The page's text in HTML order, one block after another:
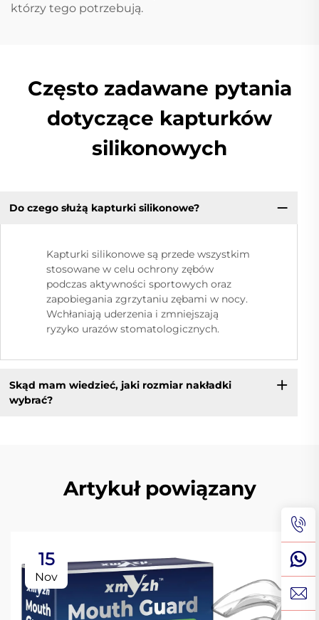
którzy tego potrzebują.
Często zadawane pytania
dotyczące kapturków
silikonowych
Do czego służą kapturki silikonowe?
Kapturki silikonowe są przede wszystkim
stosowane w celu ochrony zębów
podczas aktywności sportowych oraz
zapobiegania zgrzytaniu zębami w nocy.
Wchłaniają uderzenia i zmniejszają
ryzyko urazów stomatologicznych.
Skąd mam wiedzieć, jaki rozmiar nakładki
wybrać?
Artykuł powiązany
15
Nov